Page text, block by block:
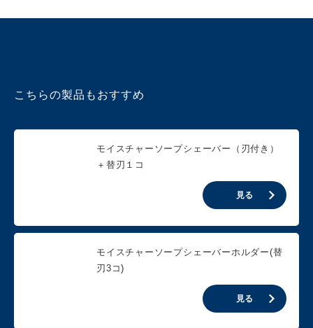
こちらの製品もおすすめ
モイスチャーソープシェーバー（刃付き）
＋替刃１コ
見る
モイスチャーソープシェーバーホルダー(替
刃3コ)
見る